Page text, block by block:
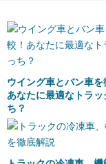
ウイング車とバン車を
あなたに最適なトラッ
ち？